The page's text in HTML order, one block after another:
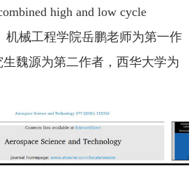
high and low cycle
机械工程学院岳鹏老师为第一作
魏源为第二作者，西华大学为